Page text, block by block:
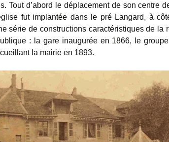
Tout d’abord le déplacement de son centre
fut implantée dans le pré Langard, à
série de constructions caractéristiques de la
: la gare inaugurée en 1866, le
la mairie en 1893.